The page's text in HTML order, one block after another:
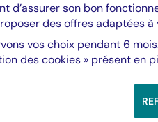
Fed - juillet
maintient des
d’assurer son bon
des offres adaptées à
vos choix pendant 6
des cookies » présent en